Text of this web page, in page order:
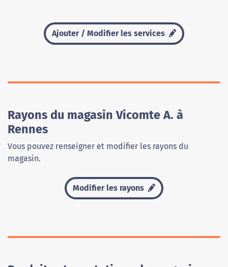
Ajouter / Modifier les services
Rayons du magasin Vicomte A. à
Rennes
Vous pouvez renseigner et modifier les rayons du
magasin.
Modifier les rayons